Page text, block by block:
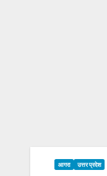
आगरा उत्तर प्रदेश